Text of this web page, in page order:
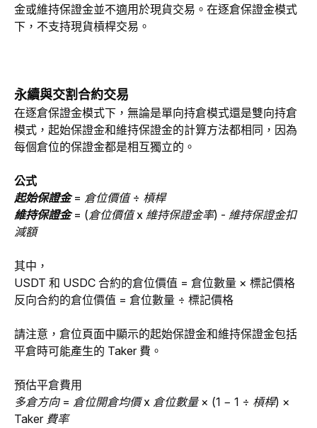
金或維持保證金並不適用於現貨交易。在逐倉保證金模式
下，不支持現貨槓桿交易。
永續與交割合約交易
在逐倉保證金模式下，無論是單向持倉模式還是雙向持倉
模式，起始保證金和維持保證金的計算方法都相同，因為
每個倉位的保證金都是相互獨立的。
公式
起始保證金 = 倉位價值 ÷ 槓桿
維持保證金 = (倉位價值 x 維持保證金率) - 維持保證金扣
減額
其中，
USDT 和 USDC 合約的倉位價值 = 倉位數量 × 標記價格
反向合約的倉位價值 = 倉位數量 ÷ 標記價格
請注意，倉位頁面中顯示的起始保證金和維持保證金包括
平倉時可能產生的 Taker 費。
預估平倉費用
多倉方向 = 倉位開倉均價 x 倉位數量 × (1 − 1 ÷ 槓桿) ×
Taker 費率